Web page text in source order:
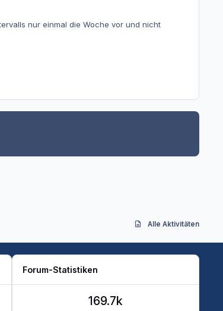
nur einmal die Woche vor und nicht
Alle Aktivitäten
Forum-Statistiken
169.7k